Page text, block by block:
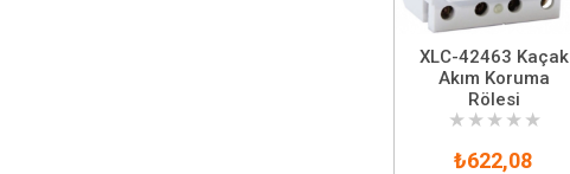
XLC-42463 Kaçak
Akım Koruma
Rölesi
★ ★ ★ ★ ★
₺622,08